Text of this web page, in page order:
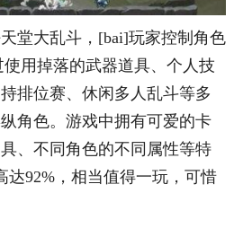
堂大乱斗，[bai]玩家控制角色
用掉落的武器道具、个人技
排位赛、休闲多人乱斗等多
角色。游戏中拥有可爱的卡
、不同角色的不同属性等特
达92%，相当值得一玩，可惜